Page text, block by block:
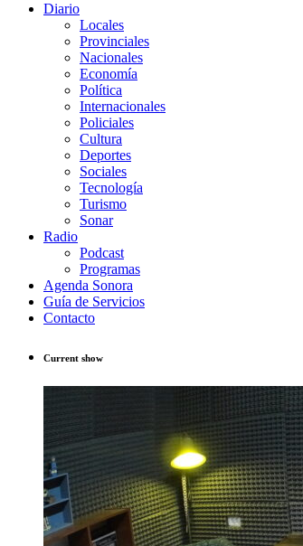
Diario
Locales
Provinciales
Nacionales
Economía
Política
Internacionales
Policiales
Cultura
Deportes
Sociales
Tecnología
Turismo
Sonar
Radio
Podcast
Programas
Agenda Sonora
Guía de Servicios
Contacto
Current show